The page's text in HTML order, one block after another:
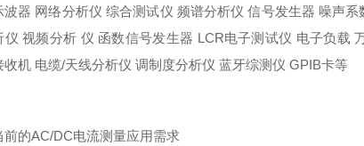
网络分析仪 综合测试仪 频谱分析仪 信号发生器 噪声系
仪 视频分析 仪 函数信号发生器 LCR电子测试仪 电子负载
收机 电缆/天线分析仪 调制度分析仪 蓝牙综测仪 GPIB卡等
前的AC/DC电流测量应用需求